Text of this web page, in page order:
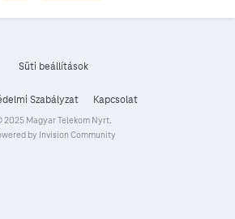
Süti beállítások
Szabályzat Kapcsolat
2025 Magyar Telekom Nyrt.
by Invision Community